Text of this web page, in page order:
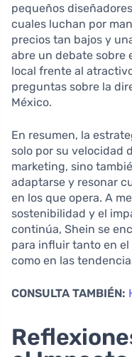
pequeños
cuales luchan por
precios tan bajos y
abre un debate sobre
local frente al
preguntas sobre la
México.
En resumen, la
solo por su velocidad
marketing, sino
adaptarse y resonar
en los que opera. A
sostenibilidad y el
continúa, Shein se
para influir tanto en
como en las
CONSULTA TAMBIÉN: